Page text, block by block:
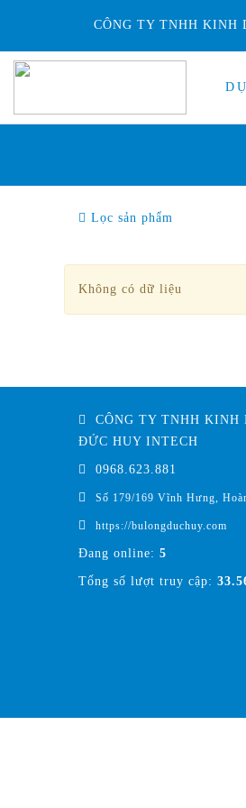
CÔNG TY TNHH KINH
Lọc sản phẩm
Không có dữ liệu
CÔNG TY TNHH KINH
ĐỨC HUY INTECH
0968.623.881
Số 179/169 Vĩnh Hưng,
https://bulongduchuy.com
Đang online: 5
Tổng số lượt truy cập: